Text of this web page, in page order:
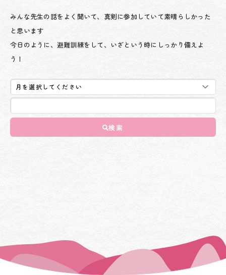
みんな先生の話をよく聞いて、真剣に参加していて素晴らしかった
と思います
今日のように、避難訓練をして、いざという時にしっかり備えよ
う！
検索